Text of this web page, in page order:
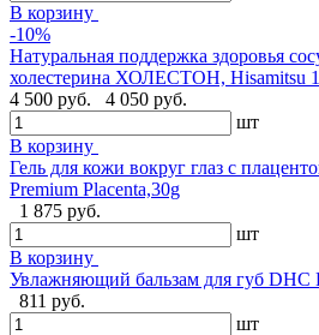
В корзину
-10%
Натуральная поддержка здоровья
холестерина ХОЛЕСТОН, Hisamitsu
4 500 руб.
4 050 руб.
шт
В корзину
Гель для кожи вокруг глаз с
Premium Placenta,30g
1 875 руб.
шт
В корзину
Увлажняющий бальзам для губ DHC
811 руб.
шт